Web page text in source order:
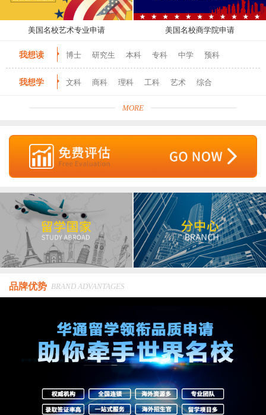
美国名校艺术专业申请 美国名校商学院申请
我想读 博士 研究生 本科 专科 中学 预科
我想学 文科 商科 理科 工科 艺术 综合
MORE
品牌优势 BRAND ADVANTAGES